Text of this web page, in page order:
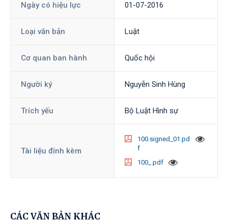
Ngày có hiệu lực 01-07-2016
Loại văn bản Luật
Cơ quan ban hành Quốc hội
Người ký Nguyễn Sinh Hùng
Trích yếu Bộ Luật Hình sự
Tài liệu đính kèm
100.signed_01.pd
f
100_.pdf
CÁC VĂN BẢN KHÁC